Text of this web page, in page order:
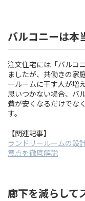
バルコニーは本
注文住宅には「バルコ
ましたが、共働きの家
ールームに干す人が増
思いつかない場合、バ
費が安くなるだけでな
す。
【関連記事】
ランドリールームの設
意点を徹底解説
廊下を減らして